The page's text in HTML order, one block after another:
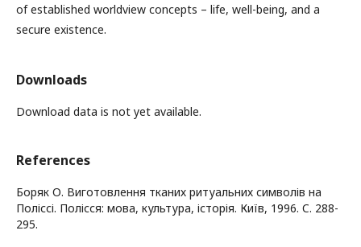
of established worldview concepts – life, well-being, and a
secure existence.
Downloads
Download data is not yet available.
References
Боряк О. Виготовлення тканих ритуальних символів на
Поліссі. Полісся: мова, культура, історія. Київ, 1996. C. 288-
295.